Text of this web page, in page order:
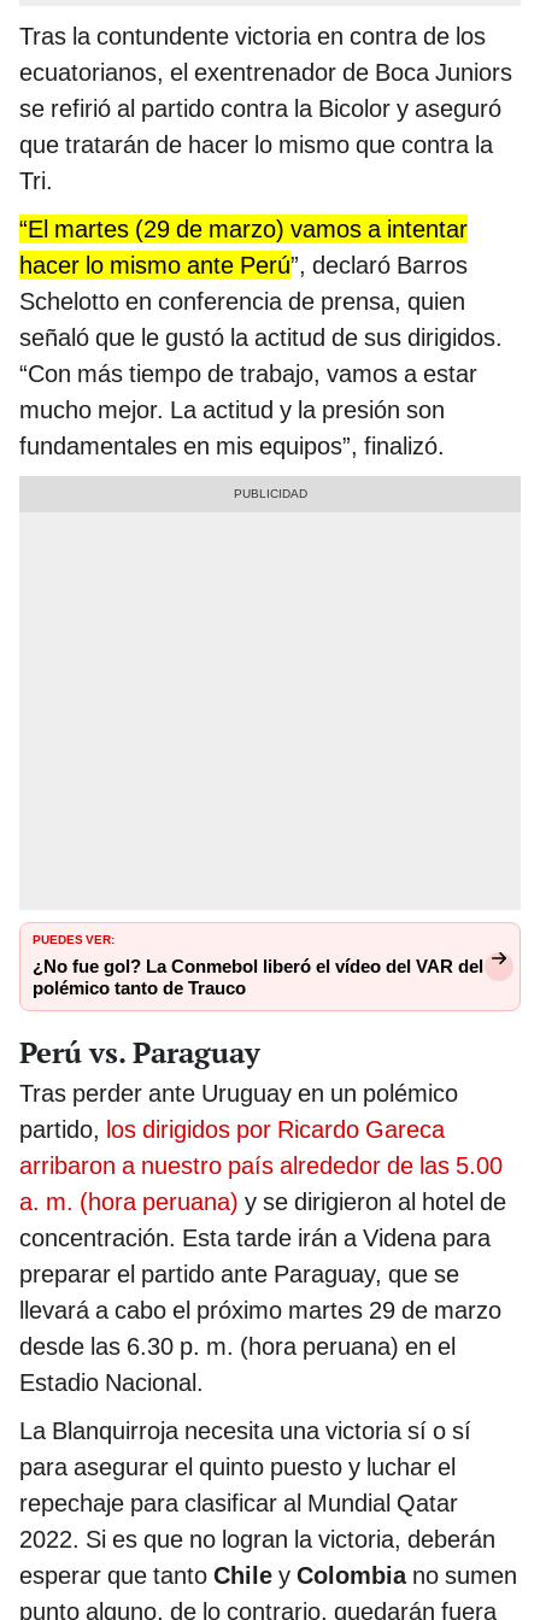
Tras la contundente victoria en contra de los
ecuatorianos, el exentrenador de Boca Juniors
se refirió al partido contra la Bicolor y aseguró
que tratarán de hacer lo mismo que contra la
Tri.
“El martes (29 de marzo) vamos a intentar
hacer lo mismo ante Perú”, declaró Barros
Schelotto en conferencia de prensa, quien
señaló que le gustó la actitud de sus dirigidos.
“Con más tiempo de trabajo, vamos a estar
mucho mejor. La actitud y la presión son
fundamentales en mis equipos”, finalizó.
PUEDES VER:
¿No fue gol? La Conmebol liberó el vídeo del VAR del
polémico tanto de Trauco
Perú vs. Paraguay
Tras perder ante Uruguay en un polémico
partido, los dirigidos por Ricardo Gareca
arribaron a nuestro país alrededor de las 5.00
a. m. (hora peruana) y se dirigieron al hotel de
concentración. Esta tarde irán a Videna para
preparar el partido ante Paraguay, que se
llevará a cabo el próximo martes 29 de marzo
desde las 6.30 p. m. (hora peruana) en el
Estadio Nacional.
La Blanquirroja necesita una victoria sí o sí
para asegurar el quinto puesto y luchar el
repechaje para clasificar al Mundial Qatar
2022. Si es que no logran la victoria, deberán
esperar que tanto Chile y Colombia no sumen
punto alguno, de lo contrario, quedarán fuera